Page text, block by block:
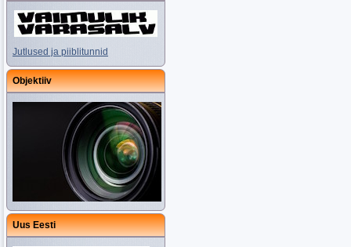
Jutlused ja piiblitunnid
Objektiiv
Uus Eesti